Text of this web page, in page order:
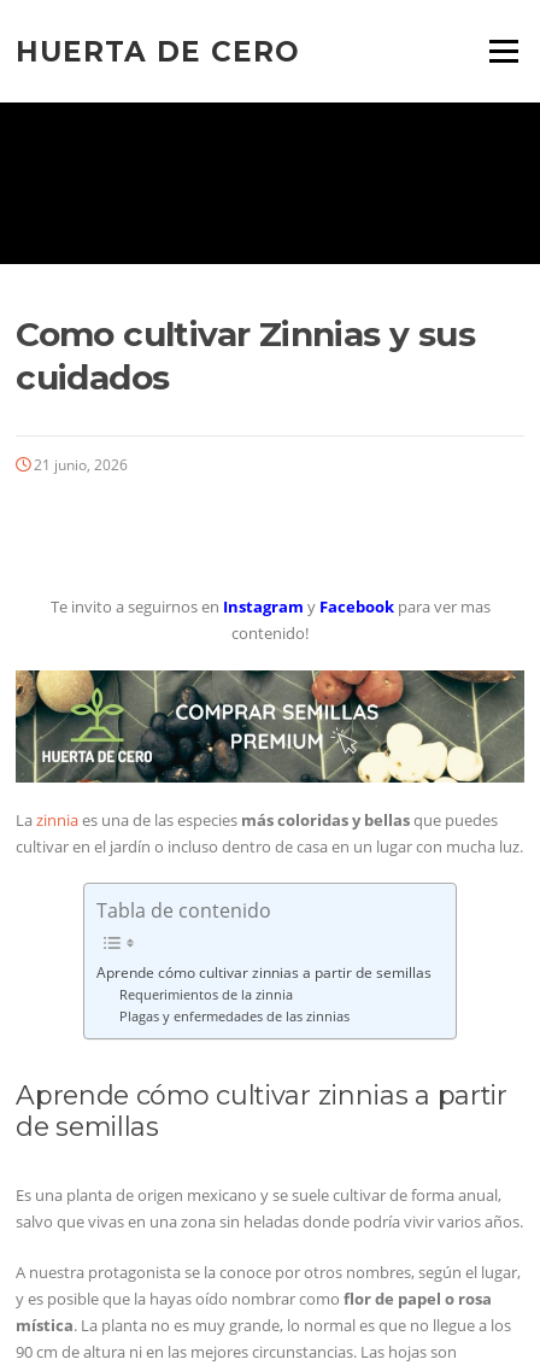
contenido
HUERTA DE CERO Menú
Como cultivar Zinnias y sus
cuidados
21 junio, 2026
Te invito a seguirnos en Instagram y Facebook para ver mas
contenido!
Lazinniaes una de las especies más coloridas y bellasque puedes
cultivar en el jardín o incluso dentro de casa en un lugar con mucha luz.
Tabla de contenido
Aprende cómo cultivar zinnias a partir de semillas
Requerimientos de la zinnia
Plagas y enfermedades de las zinnias
Aprende cómo cultivar zinnias a partir
de semillas
Es una planta de origen mexicano y se suele cultivar de forma anual,
salvo que vivas en una zona sin heladas donde podría vivir varios años.
A nuestra protagonista se la conoce por otros nombres, según el lugar,
y es posible que la hayas oído nombrar comoflor de papel o rosa
mística. La planta no es muy grande, lo normal es que no llegue a los
90 cm de altura ni en las mejores circunstancias. Las hojas son